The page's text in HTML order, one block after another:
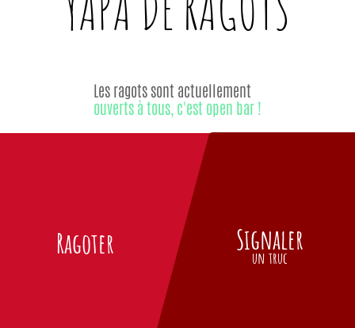
Ragoter
Les ragots sont actuellement
ouverts à tous, c'est open bar !
Signaler
un truc